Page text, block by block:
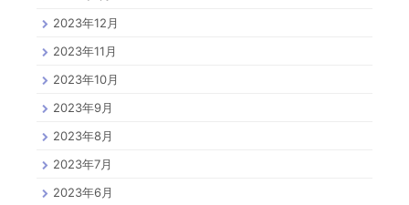
2023年12月
2023年11月
2023年10月
2023年9月
2023年8月
2023年7月
2023年6月